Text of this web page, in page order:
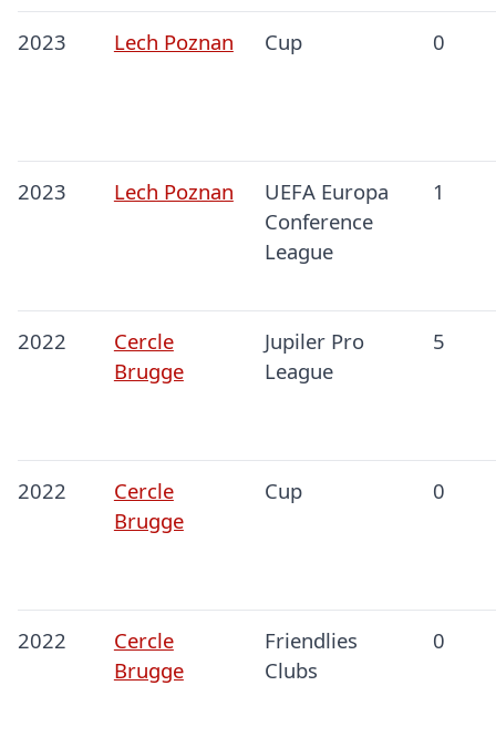
2023 Lech Poznan Cup 0
2023 Lech Poznan
UEFA Europa
Conference
League
1
2022
Cercle
Brugge
Jupiler Pro
League
5
2022
Cercle
Brugge
Cup 0
2022
Cercle
Brugge
Friendlies
Clubs
0